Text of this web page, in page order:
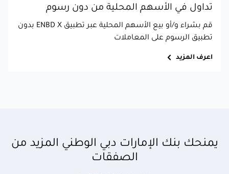
تداول في الأسهم المحلية من دون رسوم
قم بشراء و/أو بيع الأسهم المحلية عبر تطبيق ENBD X بدون
تطبيق الرسوم على المعاملات
اعرف المزيد
يمنحك بنك الإمارات دبي الوطني المزيد من
الصفقات